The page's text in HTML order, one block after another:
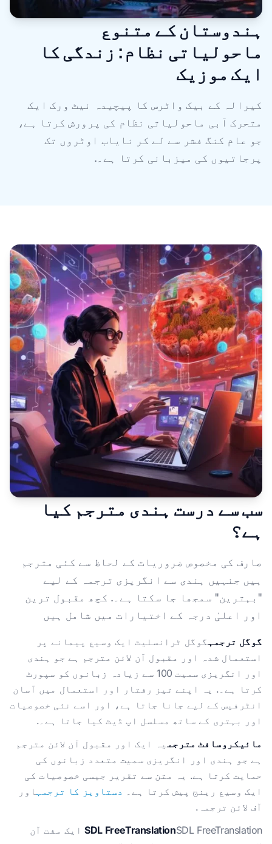
ہندوستان کے متنوع
ماحولیاتی نظام: زندگی کا
ایک موزیک
کیرالہ کے بیک واٹرس کا پیچیدہ نیٹ ورک ایک
متحرک آبی ماحولیاتی نظام کی پرورش کرتا ہے،
جو عام کنگ فشر سے لے کر نایاب اوٹروں تک
پرجاتیوں کی میزبانی کرتا ہے۔.
سب سے درست ہندی مترجم کیا
ہے؟
صارف کی مخصوص ضروریات کے لحاظ سے کئی مترجم
ہیں جنہیں ہندی سے انگریزی ترجمہ کے لیے
"بہترین" سمجھا جا سکتا ہے۔. کچھ مقبول ترین
اور اعلیٰ درجہ کے اختیارات میں شامل ہیں
گوگل ترجمہگوگل ٹرانسلیٹ ایک وسیع پیمانے پر
استعمال شدہ اور مقبول آن لائن مترجم ہے جو ہندی
اور انگریزی سمیت 100 سے زیادہ زبانوں کو سپورٹ
کرتا ہے۔. یہ اپنے تیز رفتار اور استعمال میں آسان
انٹرفیس کے لیے جانا جاتا ہے، اور اسے نئی خصوصیات
اور بہتری کے ساتھ مسلسل اپ ڈیٹ کیا جاتا ہے۔.
مائیکروسافٹ مترجمیہ ایک اور مقبول آن لائن مترجم
ہے جو ہندی اور انگریزی سمیت متعدد زبانوں کی
حمایت کرتا ہے. یہ متن سے تقریر جیسی خصوصیات کی
ایک وسیع رینج پیش کرتا ہے۔ دستاویز کا ترجمہاور
آف لائن ترجمہ.
SDL FreeTranslation SDL FreeTranslation ایک مفت آن